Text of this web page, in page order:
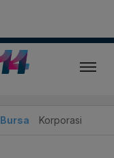
Bursa Korporasi